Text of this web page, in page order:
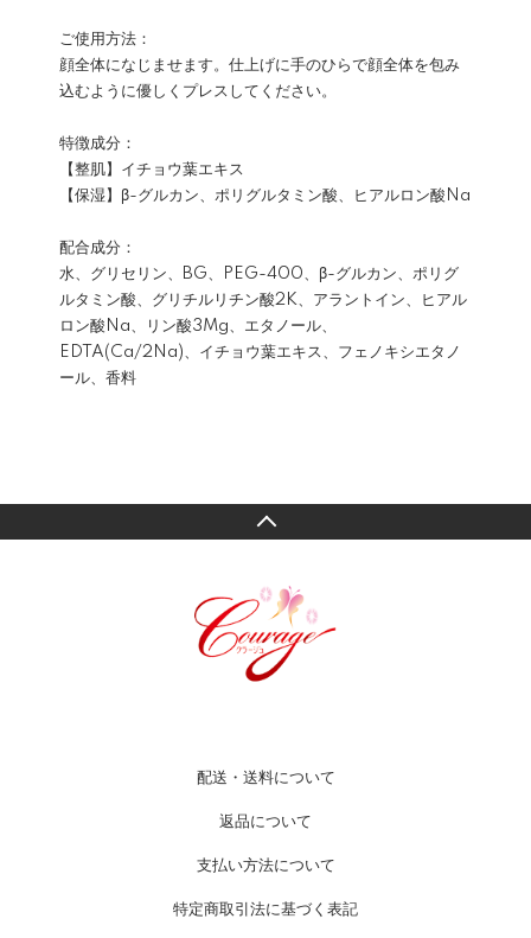
ご使用方法：
顔全体になじませます。仕上げに手のひらで顔全体を包み
込むように優しくプレスしてください。
特徴成分：
【整肌】イチョウ葉エキス
【保湿】β-グルカン、ポリグルタミン酸、ヒアルロン酸Na
配合成分：
水、グリセリン、BG、PEG-400、β-グルカン、ポリグ
ルタミン酸、グリチルリチン酸2K、アラントイン、ヒアル
ロン酸Na、リン酸3Mg、エタノール、
EDTA(Ca/2Na)、イチョウ葉エキス、フェノキシエタノ
ール、香料
配送・送料について
返品について
支払い方法について
特定商取引法に基づく表記